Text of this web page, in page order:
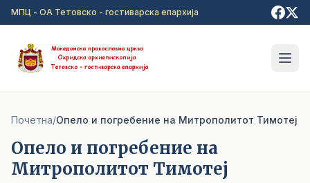
Прејди на главна содржина
МПЦ - ОА Тетовско - гостиварска епархија
Почетна/Опело и погребение на Митрополитот Тимотеј
Опело и погребение на
Митрополитот Тимотеј